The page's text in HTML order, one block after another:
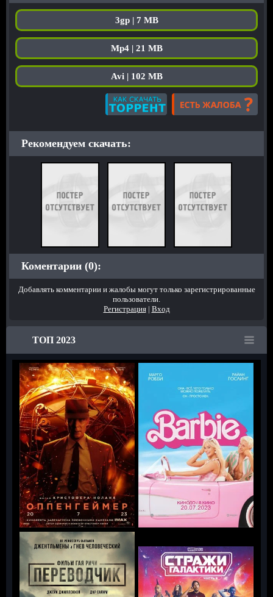
3gp | 7 MB
Mp4 | 21 MB
Avi | 102 MB
Рекомендуем скачать:
Коментарии (0):
Добавлять комментарии и жалобы могут только зарегистрированные
пользователи.
Регистрация| Вход
ТОП 2023